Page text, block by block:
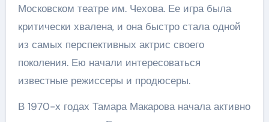
Московском театре им. Чехова. Ее игра была
критически хвалена, и она быстро стала одной
из самых перспективных актрис своего
поколения. Ею начали интересоваться
известные режиссеры и продюсеры.
В 1970-х годах Тамара Макарова начала активно